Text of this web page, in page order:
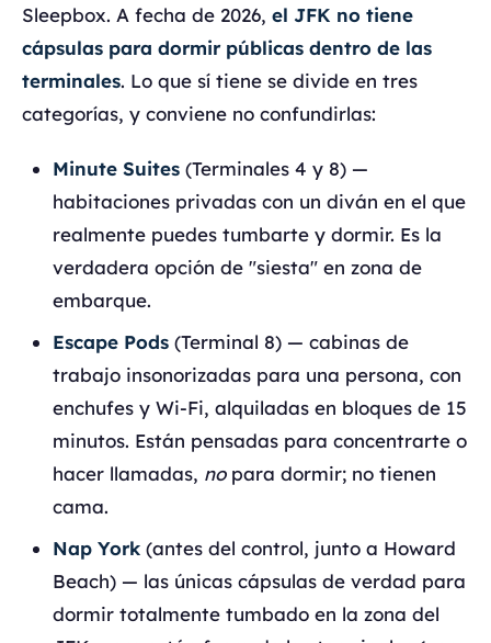
Sleepbox. A fecha de 2026, el JFK no tiene
cápsulas para dormir públicas dentro de las
terminales. Lo que sí tiene se divide en tres
categorías, y conviene no confundirlas:
Minute Suites (Terminales 4 y 8) —
habitaciones privadas con un diván en el que
realmente puedes tumbarte y dormir. Es la
verdadera opción de "siesta" en zona de
embarque.
Escape Pods (Terminal 8) — cabinas de
trabajo insonorizadas para una persona, con
enchufes y Wi-Fi, alquiladas en bloques de 15
minutos. Están pensadas para concentrarte o
hacer llamadas, nopara dormir; no tienen
cama.
Nap York (antes del control, junto a Howard
Beach) — las únicas cápsulas de verdad para
dormir totalmente tumbado en la zona del